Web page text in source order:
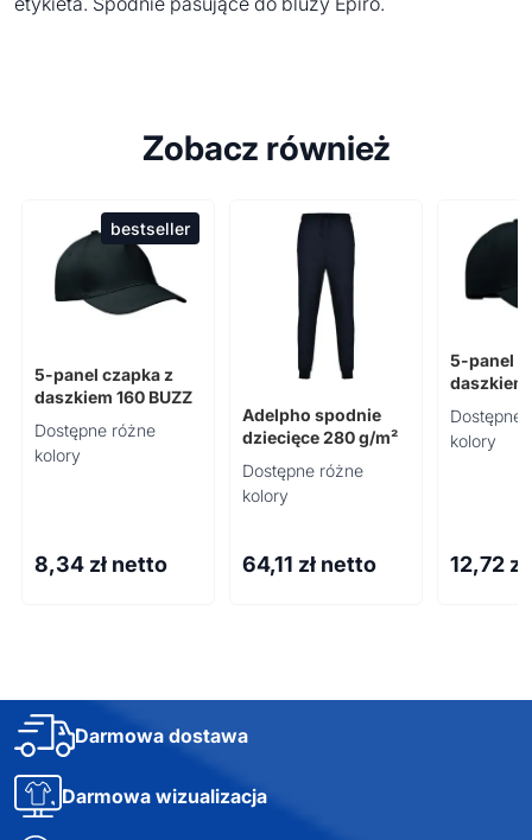
Zobacz również
bestseller
5-panel czapka z
daszkiem 160 BUZZ
Dostępne różne
kolory
8,34 zł netto
Adelpho spodnie
dziecięce 280 g/m²
Dostępne różne
kolory
64,11 zł netto
5-panel
daszkiem
BEACH
Dostępne
kolory
12,72
Darmowa dostawa
Darmowa wizualizacja